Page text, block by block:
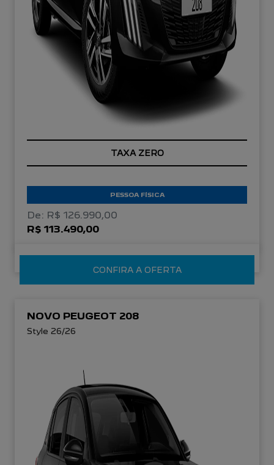
TAXA ZERO
PESSOA FÍSICA
De: R$ 126.990,00
R$ 113.490,00
CONFIRA A OFERTA
NOVO PEUGEOT 208
Style 26/26